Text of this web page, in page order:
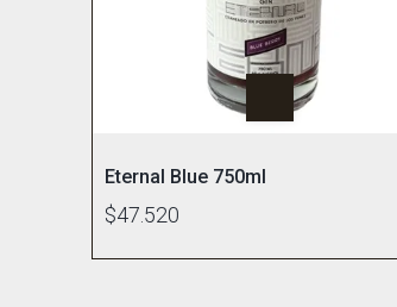
Eternal Blue 750ml
$47.520